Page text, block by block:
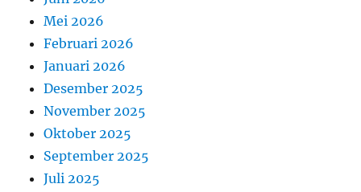
Mei 2026
Februari 2026
Januari 2026
Desember 2025
November 2025
Oktober 2025
September 2025
Juli 2025